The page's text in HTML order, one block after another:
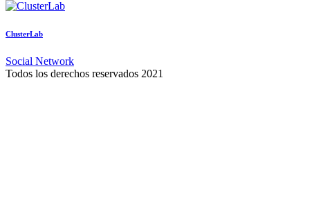
ClusterLab
Social Network
Todos los derechos reservados 2021